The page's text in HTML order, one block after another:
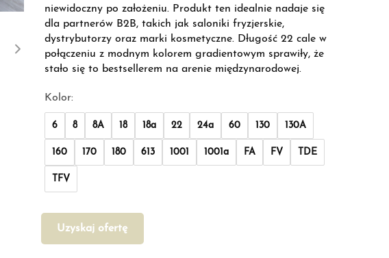
niewidoczny po założeniu. Produkt ten idealnie nadaje się
dla partnerów B2B, takich jak saloniki fryzjerskie,
dystrybutorzy oraz marki kosmetyczne. Długość 22 cale w
połączeniu z modnym kolorem gradientowym sprawiły, że
stało się to bestsellerem na arenie międzynarodowej.
Kolor:
6 8 8A 18 18a 22 24a 60 130 130A
160 170 180 613 1001 1001a FA FV TDE
TFV
Uzyskaj ofertę